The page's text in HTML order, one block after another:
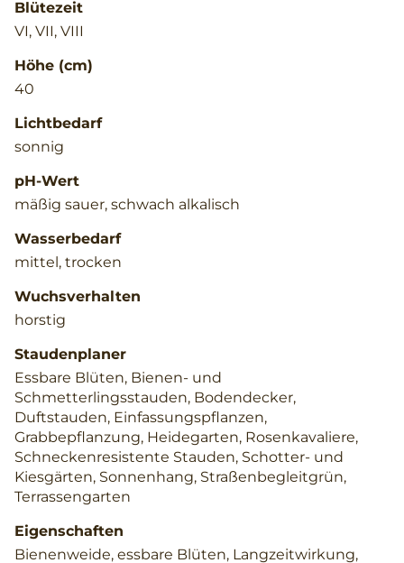
Blütezeit
VI, VII, VIII
Höhe (cm)
40
Lichtbedarf
sonnig
pH-Wert
mäßig sauer, schwach alkalisch
Wasserbedarf
mittel, trocken
Wuchsverhalten
horstig
Staudenplaner
Essbare Blüten, Bienen- und
Schmetterlingsstauden, Bodendecker,
Duftstauden, Einfassungspflanzen,
Grabbepflanzung, Heidegarten, Rosenkavaliere,
Schneckenresistente Stauden, Schotter- und
Kiesgärten, Sonnenhang, Straßenbegleitgrün,
Terrassengarten
Eigenschaften
Bienenweide, essbare Blüten, Langzeitwirkung,